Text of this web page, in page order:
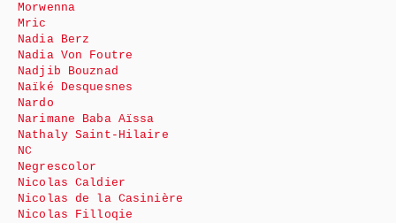
Morwenna
Mric
Nadia Berz
Nadia Von Foutre
Nadjib Bouznad
Naïké Desquesnes
Nardo
Narimane Baba Aïssa
Nathaly Saint-Hilaire
NC
Negrescolor
Nicolas Caldier
Nicolas de la Casinière
Nicolas Filloqie